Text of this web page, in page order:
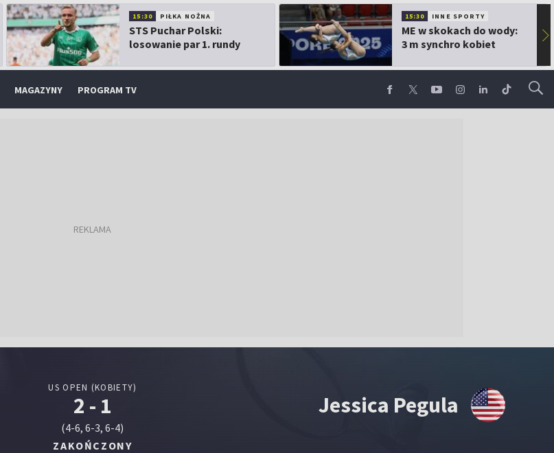
15:30 PIŁKA NOŻNA
STS Puchar Polski:
losowanie par 1. rundy
15:30 INNE SPORTY
ME w skokach do wody:
3 m synchro kobiet
▶
MAGAZYNY PROGRAM TV
US OPEN (KOBIETY)
2 - 1
(4-6, 6-3, 6-4)
ZAKOŃCZONY
Jessica Pegula